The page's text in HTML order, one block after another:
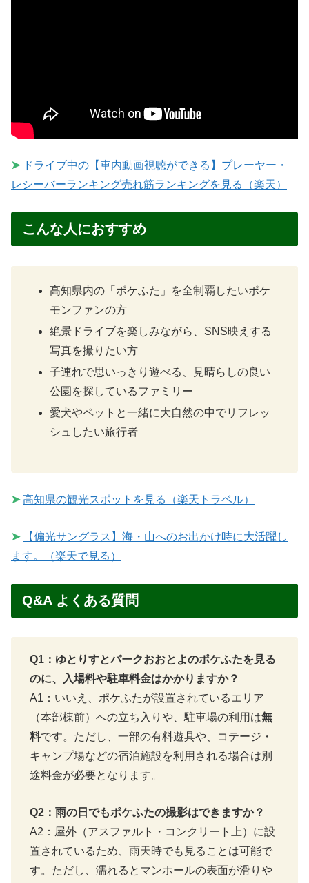
➤ ドライブ中の【車内動画視聴ができる】プレーヤー・
レシーバーランキング売れ筋ランキングを見る（楽天）
こんな人におすすめ
高知県内の「ポケふた」を全制覇したいポケ
モンファンの方
絶景ドライブを楽しみながら、SNS映えする
写真を撮りたい方
子連れで思いっきり遊べる、見晴らしの良い
公園を探しているファミリー
愛犬やペットと一緒に大自然の中でリフレッ
シュしたい旅行者
➤ 高知県の観光スポットを見る（楽天トラベル）
➤
【偏光サングラス】海・山へのお出かけ時に大活躍し
ます。（楽天で見る）
Q&A よくある質問
Q1：ゆとりすとパークおおとよのポケふたを見る
のに、入場料や駐車料金はかかりますか？
A1：いいえ、ポケふたが設置されているエリア
（本部棟前）への立ち入りや、駐車場の利用は無
料です。ただし、一部の有料遊具や、コテージ・
キャンプ場などの宿泊施設を利用される場合は別
途料金が必要となります。
Q2：雨の日でもポケふたの撮影はできますか？
A2：屋外（アスファルト・コンクリート上）に設
置されているため、雨天時でも見ることは可能で
す。ただし、濡れるとマンホールの表面が滑りや